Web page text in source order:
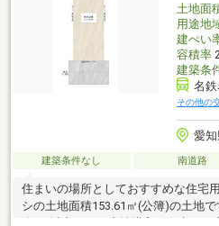
土地面
用途地
建ぺい
容積率
建築条
名
その他の
愛
建築条件なし 南道路
住まいの場所としておすすめな住宅
シの土地面積153.61㎡(公簿)の土地